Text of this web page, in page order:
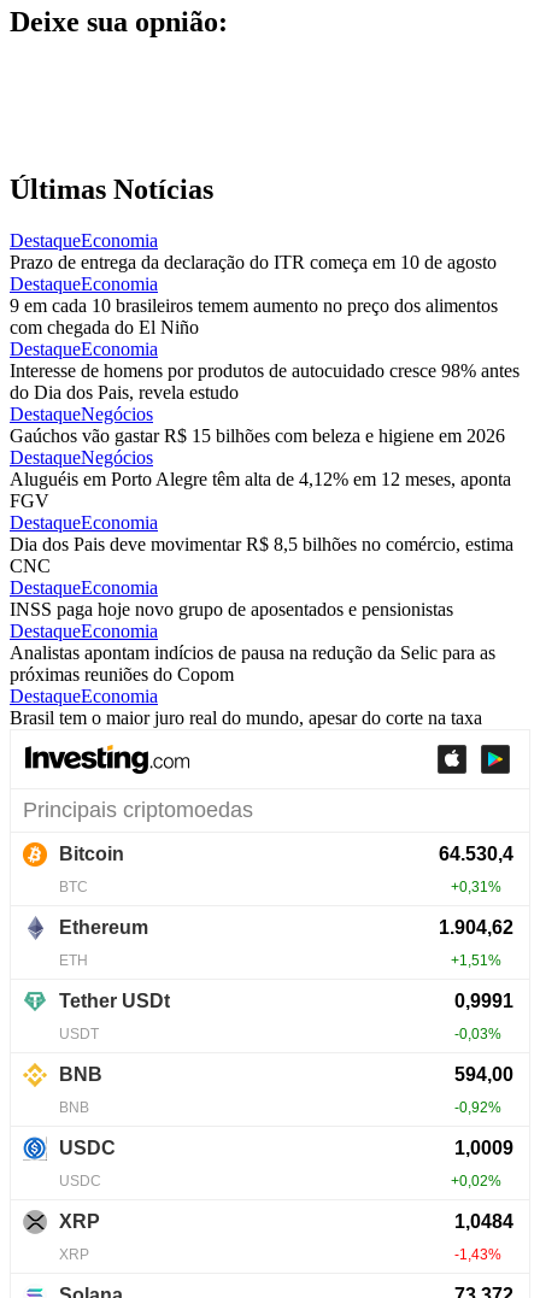
Deixe sua opnião:
Últimas Notícias
DestaqueEconomia
Prazo de entrega da declaração do ITR começa em 10 de agosto
DestaqueEconomia
9 em cada 10 brasileiros temem aumento no preço dos alimentos
com chegada do El Niño
DestaqueEconomia
Interesse de homens por produtos de autocuidado cresce 98% antes
do Dia dos Pais, revela estudo
DestaqueNegócios
Gaúchos vão gastar R$ 15 bilhões com beleza e higiene em 2026
DestaqueNegócios
Aluguéis em Porto Alegre têm alta de 4,12% em 12 meses, aponta
FGV
DestaqueEconomia
Dia dos Pais deve movimentar R$ 8,5 bilhões no comércio, estima
CNC
DestaqueEconomia
INSS paga hoje novo grupo de aposentados e pensionistas
DestaqueEconomia
Analistas apontam indícios de pausa na redução da Selic para as
próximas reuniões do Copom
DestaqueEconomia
Brasil tem o maior juro real do mundo, apesar do corte na taxa